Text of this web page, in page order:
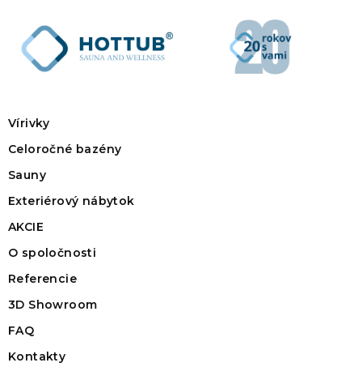
Vírivky
Celoročné bazény
Sauny
Exteriérový nábytok
AKCIE
O spoločnosti
Referencie
3D Showroom
FAQ
Kontakty